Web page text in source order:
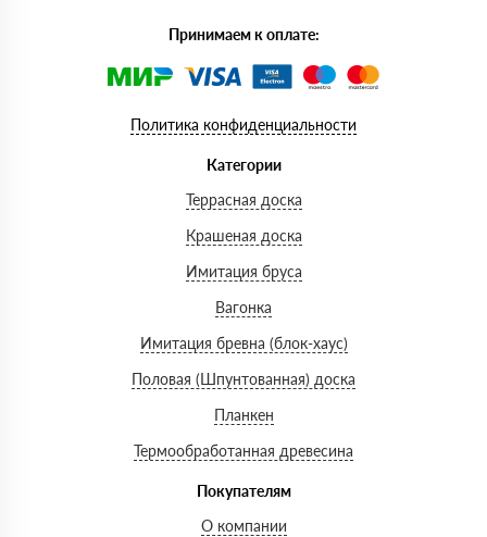
Принимаем к оплате:
Политика конфиденциальности
Категории
Террасная доска
Крашеная доска
Имитация бруса
Вагонка
Имитация бревна (блок-хаус)
Половая (Шпунтованная) доска
Планкен
Термообработанная древесина
Покупателям
О компании